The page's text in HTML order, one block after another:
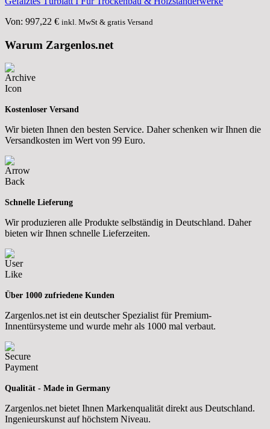
Von: 997,22 € inkl. MwSt & gratis Versand
Warum Zargenlos.net
Kostenloser Versand
Wir bieten Ihnen den besten Service. Daher schenken wir Ihnen die
Versandkosten im Wert von 99 Euro.
Schnelle Lieferung
Wir produzieren alle Produkte selbständig in Deutschland. Daher
bieten wir Ihnen schnelle Lieferzeiten.
Über 1000 zufriedene Kunden
Zargenlos.net ist ein deutscher Spezialist für Premium-
Innentürsysteme und wurde mehr als 1000 mal verbaut.
Qualität - Made in Germany
Zargenlos.net bietet Ihnen Markenqualität direkt aus Deutschland.
Ingenieurskunst auf höchstem Niveau.